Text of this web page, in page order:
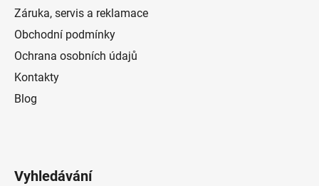
Záruka, servis a reklamace
Obchodní podmínky
Ochrana osobních údajů
Kontakty
Blog
Vyhledávání